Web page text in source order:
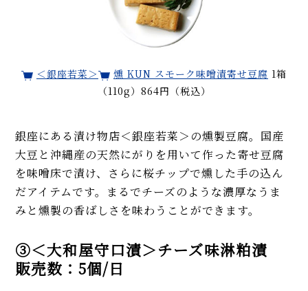
＜銀座若菜＞ 燻 KUN スモーク味噌漬寄せ豆腐 1箱
（110g）864円（税込）
銀座にある漬け物店＜銀座若菜＞の燻製豆腐。国産
大豆と沖縄産の天然にがりを用いて作った寄せ豆腐
を味噌床で漬け、さらに桜チップで燻した手の込ん
だアイテムです。まるでチーズのような濃厚なうま
みと燻製の香ばしさを味わうことができます。
③＜大和屋守口漬＞チーズ味淋粕漬
販売数：5個/日